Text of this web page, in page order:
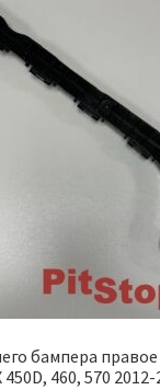
бампера
450D, 460, 570 2012-